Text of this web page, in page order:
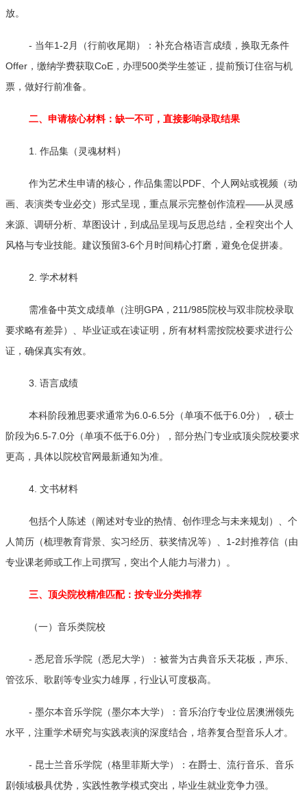
放。
- 当年1-2月（行前收尾期）：补充合格语言成绩，换取无条件
Offer，缴纳学费获取CoE，办理500类学生签证，提前预订住宿与机
票，做好行前准备。
二、申请核心材料：缺一不可，直接影响录取结果
1. 作品集（灵魂材料）
作为艺术生申请的核心，作品集需以PDF、个人网站或视频（动
画、表演类专业必交）形式呈现，重点展示完整创作流程——从灵感
来源、调研分析、草图设计，到成品呈现与反思总结，全程突出个人
风格与专业技能。建议预留3-6个月时间精心打磨，避免仓促拼凑。
2. 学术材料
需准备中英文成绩单（注明GPA，211/985院校与双非院校录取
要求略有差异）、毕业证或在读证明，所有材料需按院校要求进行公
证，确保真实有效。
3. 语言成绩
本科阶段雅思要求通常为6.0-6.5分（单项不低于6.0分），硕士
阶段为6.5-7.0分（单项不低于6.0分），部分热门专业或顶尖院校要求
更高，具体以院校官网最新通知为准。
4. 文书材料
包括个人陈述（阐述对专业的热情、创作理念与未来规划）、个
人简历（梳理教育背景、实习经历、获奖情况等）、1-2封推荐信（由
专业课老师或工作上司撰写，突出个人能力与潜力）。
三、顶尖院校精准匹配：按专业分类推荐
（一）音乐类院校
- 悉尼音乐学院（悉尼大学）：被誉为古典音乐天花板，声乐、
管弦乐、歌剧等专业实力雄厚，行业认可度极高。
- 墨尔本音乐学院（墨尔本大学）：音乐治疗专业位居澳洲领先
水平，注重学术研究与实践表演的深度结合，培养复合型音乐人才。
- 昆士兰音乐学院（格里菲斯大学）：在爵士、流行音乐、音乐
剧领域极具优势，实践性教学模式突出，毕业生就业竞争力强。